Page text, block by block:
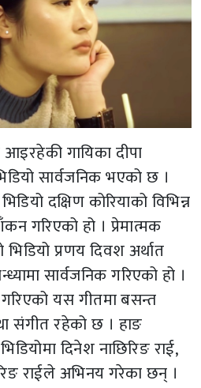
आइरहेकी गायिका दीपा
सार्वजनिक भएको छ ।
दक्षिण कोरियाको विभिन्न
गरिएको हो । प्रेमात्मक
भिडियो प्रणय दिवश अर्थात
सार्वजनिक गरिएको हो ।
गरिएको यस गीतमा बसन्त
संगीत रहेको छ । हाङ
दिनेश नाछिरिङ राई,
राईले अभिनय गरेका छन् ।